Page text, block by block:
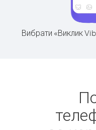
Вибрати «Виклик